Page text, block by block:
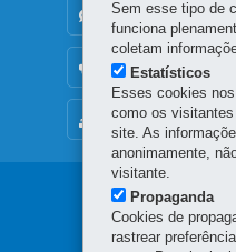
MAPA DO SITE
DENUNCIE
OUVIDORIA
Navegação
principal
Sem esse tipo de
funciona
coletam
Estatísticos
Esses cookies
como os
site. As
anonimamente,
visitante.
Propaganda
Cookies de
rastrear